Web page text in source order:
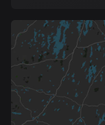
1 rutt
Guam
6 rutter